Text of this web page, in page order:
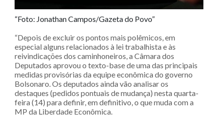
“Foto: Jonathan Campos/Gazeta do Povo”
“Depois de excluir os pontos mais polêmicos, em
especial alguns relacionados à lei trabalhista e às
reivindicações dos caminhoneiros, a Câmara dos
Deputados aprovou o texto-base de uma das principais
medidas provisórias da equipe econômica do governo
Bolsonaro. Os deputados ainda vão analisar os
destaques (pedidos pontuais de mudança) nesta quarta-
feira (14) para definir, em definitivo, o que muda com a
MP da Liberdade Econômica.